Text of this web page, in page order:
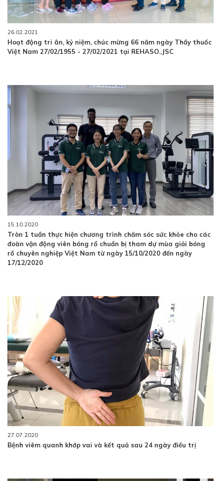
26.02.2021
Hoạt động tri ân, kỷ niệm, chúc mừng 66 năm ngày Thầy thuốc
Việt Nam 27/02/1955 - 27/02/2021 tại REHASO.,JSC
15.10.2020
Tròn 1 tuần thực hiện chương trình chăm sóc sức khỏe cho các
đoàn vận động viên bóng rổ chuẩn bị tham dự mùa giải bóng
rổ chuyên nghiệp Việt Nam từ ngày 15/10/2020 đến ngày
17/12/2020
27.07.2020
Bệnh viêm quanh khớp vai và kết quả sau 24 ngày điều trị